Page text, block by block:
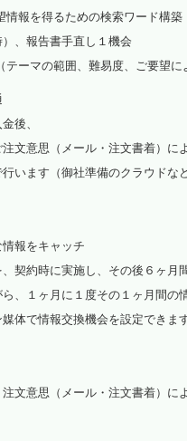
情報を得るための検索ワード構
、報告書手直し１機会
テーマの範囲、難易度、ご要望に
後、
文意思（メール・注文書着）に
います（御社準備のクラウドな
報をキャッチ
契約時に実施し、その後６ヶ
、１ヶ月に１度その１ヶ月間
体で情報交換機会を設定できま
文意思（メール・注文書着）に